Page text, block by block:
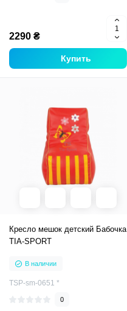
2290 ₴
Купить
Кресло мешок детский Бабочка
TIA-SPORT
В наличии
TSP-sm-0651 *
0